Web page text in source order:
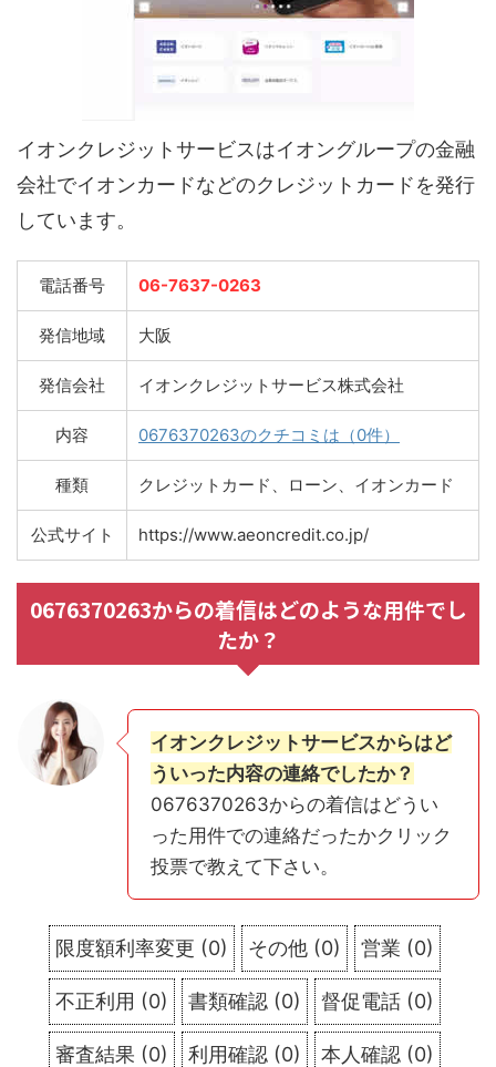
イオンクレジットサービスはイオングループの金融
会社でイオンカードなどのクレジットカードを発行
しています。
電話番号 06-7637-0263
発信地域 大阪
発信会社 イオンクレジットサービス株式会社
内容 0676370263のクチコミは（0件）
種類 クレジットカード、ローン、イオンカード
公式サイト https://www.aeoncredit.co.jp/
0676370263からの着信はどのような用件でし
たか？
イオンクレジットサービスからはど
ういった内容の連絡でしたか？
0676370263からの着信はどうい
った用件での連絡だったかクリック
投票で教えて下さい。
限度額利率変更 (0) その他 (0) 営業 (0)
不正利用 (0) 書類確認 (0) 督促電話 (0)
審査結果 (0) 利用確認 (0) 本人確認 (0)